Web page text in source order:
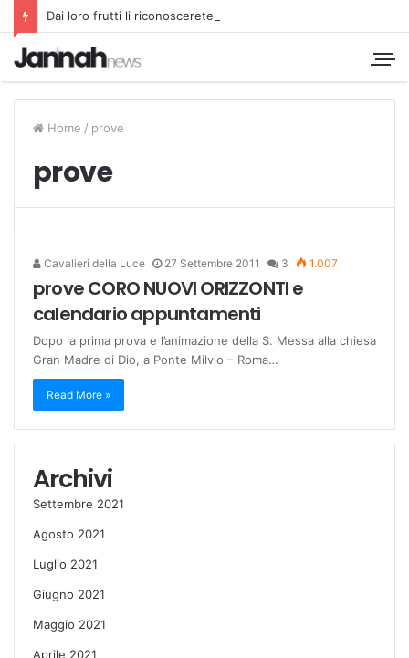
Dai loro frutti li riconoscerete
Home / prove
prove
Cavalieri della Luce 27 Settembre 2011 3 1.007
prove CORO NUOVI ORIZZONTI e
calendario appuntamenti
Dopo la prima prova e l’animazione della S. Messa alla chiesa
Gran Madre di Dio, a Ponte Milvio – Roma…
Read More »
Archivi
Settembre 2021
Agosto 2021
Luglio 2021
Giugno 2021
Maggio 2021
Aprile 2021